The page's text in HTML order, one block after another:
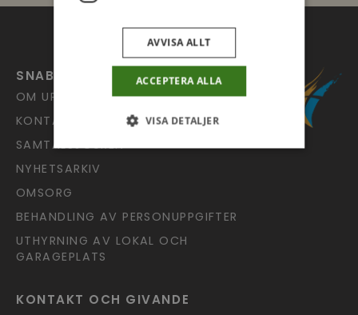
SNABBLÄNKAR
OM UPPSALA PINGST
KONTAKT
SAMTALSJOUREN
NYHETSARKIV
OMSORG
BEHANDLING AV PERSONUPPGIFTER
UTHYRNING AV LOKAL OCH
GARAGEPLATS
KONTAKT OCH GIVANDE
ACCEPTERA ALLA
AVVISA ALLT
VISA DETALJER